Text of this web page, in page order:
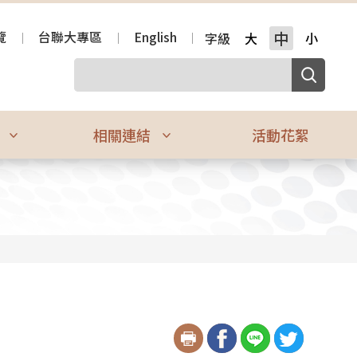
台聯大專區 English 字級 大 中 小
相關連結 活動花絮